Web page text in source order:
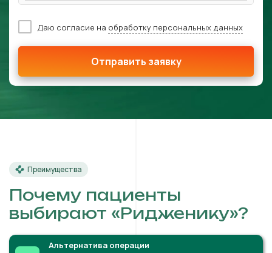
Даю согласие на обработку персональных данных
Отправить заявку
Преимущества
Почему пациенты
выбирают «Ридженику»?
Альтернатива операции